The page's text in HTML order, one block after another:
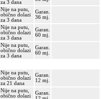
za 3 dana
Nije na putu,
obično dolazi
za 3 dana
Garan.
36 mj.
Nije na putu,
obično dolazi
za 3 dana
Garan.
60 mj.
Nije na putu,
obično dolazi
za 3 dana
Garan.
60 mj.
Nije na putu,
obično dolazi
za 21 dana
Garan.
12 mj.
Nije na putu,
obično dolazi
Garan.